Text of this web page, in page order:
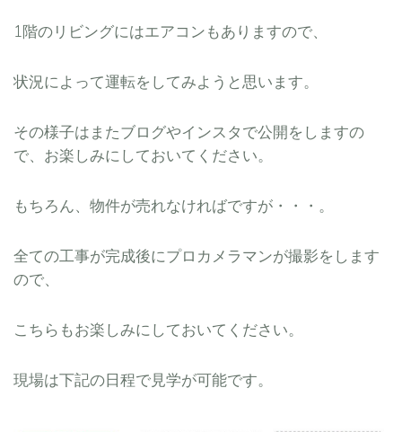
1階のリビングにはエアコンもありますので、
状況によって運転をしてみようと思います。
その様子はまたブログやインスタで公開をしますの
で、お楽しみにしておいてください。
もちろん、物件が売れなければですが・・・。
全ての工事が完成後にプロカメラマンが撮影をします
ので、
こちらもお楽しみにしておいてください。
現場は下記の日程で見学が可能です。